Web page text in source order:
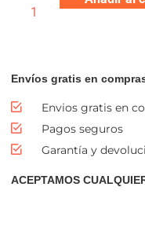
Envíos gratis en
Envios gratis en
Pagos seguros
Garantía y
ACEPTAMOS